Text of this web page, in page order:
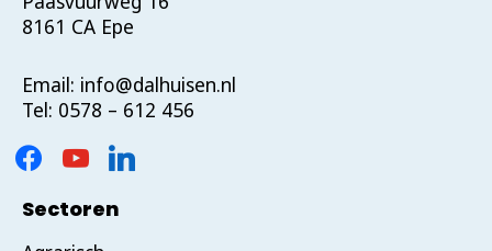
Butaanstraat 8 Rijssen, 7463 PG
Richting
Snel Tank Vlodrop
0475 - 401 500
8161 CA Epe
Email: info@dalhuisen.nl
Tel: 0578 – 612 456
Sectoren